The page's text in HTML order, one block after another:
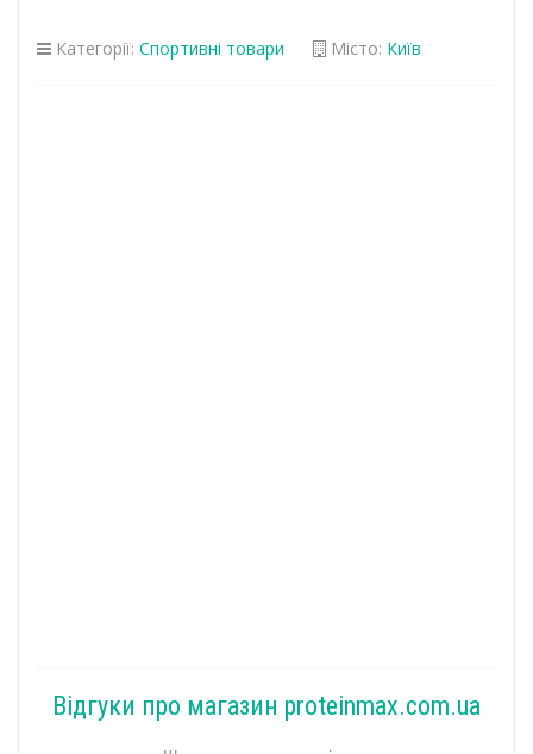
Категорії: Спортивні товари Місто: Київ
Відгуки про магазин proteinmax.com.ua